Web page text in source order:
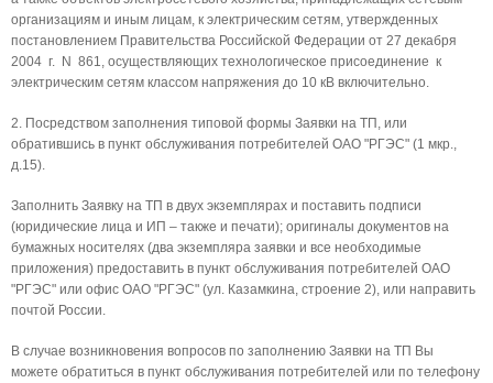
организациям и иным лицам, к электрическим сетям, утвержденных
постановлением Правительства Российской Федерации от 27 декабря
2004 г. N 861, осуществляющих технологическое присоединение к
электрическим сетям классом напряжения до 10 кВ включительно.
2. Посредством заполнения типовой формы Заявки на ТП, или
обратившись в пункт обслуживания потребителей ОАО "РГЭС" (1 мкр.,
д.15).
Заполнить Заявку на ТП в двух экземплярах и поставить подписи
(юридические лица и ИП – также и печати); оригиналы документов на
бумажных носителях (два экземпляра заявки и все необходимые
приложения) предоставить в пункт обслуживания потребителей ОАО
"РГЭС" или офис ОАО "РГЭС" (ул. Казамкина, строение 2), или направить
почтой России.
В случае возникновения вопросов по заполнению Заявки на ТП Вы
можете обратиться в пункт обслуживания потребителей или по телефону